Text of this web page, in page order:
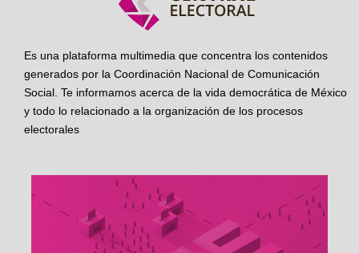
Es una plataforma multimedia que concentra los contenidos
generados por la Coordinación Nacional de Comunicación
Social. Te informamos acerca de la vida democrática de México
y todo lo relacionado a la organización de los procesos
electorales